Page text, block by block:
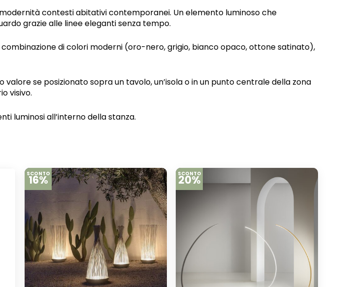
QUANTITÀ
contesti abitativi contemporanei. Un elemento luminoso che
grazie alle linee eleganti senza tempo.
di colori moderni (oro-nero, grigio, bianco opaco, ottone satinato),
valore se posizionato sopra un tavolo, un’isola o in un punto centrale della zona
visivo.
luminosi all’interno della stanza.
SCONTO
16% SCONTO
20%